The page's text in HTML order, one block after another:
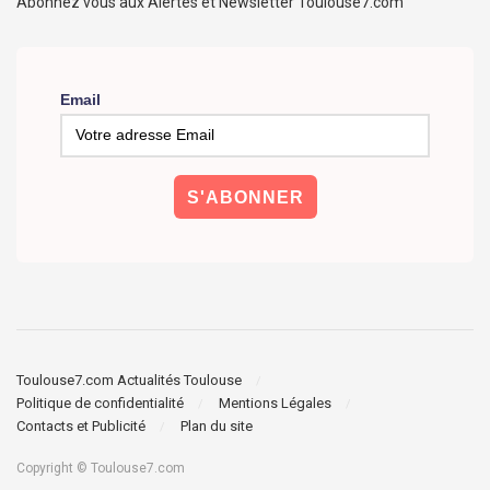
Email
Toulouse7.com Actualités Toulouse
Politique de confidentialité
Mentions Légales
Contacts et Publicité
Plan du site
Copyright © Toulouse7.com